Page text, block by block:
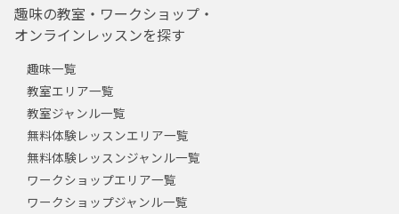
趣味の教室・ワークショップ・
オンラインレッスンを探す
趣味一覧
教室エリア一覧
教室ジャンル一覧
無料体験レッスンエリア一覧
無料体験レッスンジャンル一覧
ワークショップエリア一覧
ワークショップジャンル一覧